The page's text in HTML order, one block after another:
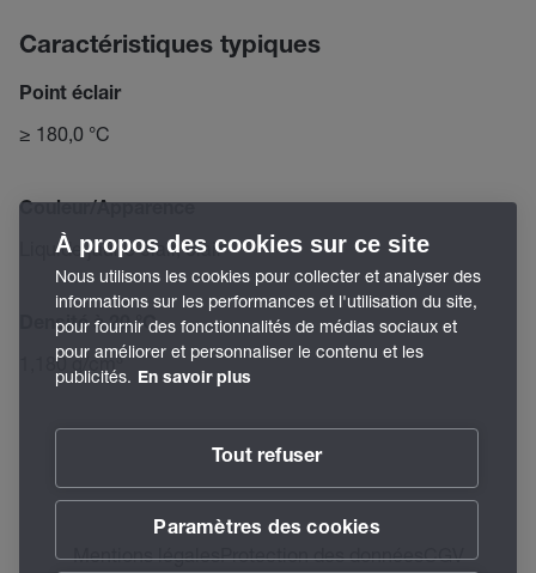
Caractéristiques typiques
Point éclair
≥ 180,0 °C
Couleur/Apparence
Liquide jaune clair, clair
Densité à 20 °C
1,180 g/cm³
Mentions légalesProtection des donnéesCGV
À propos des cookies sur ce site
Nous utilisons les cookies pour collecter et analyser des
informations sur les performances et l'utilisation du site,
pour fournir des fonctionnalités de médias sociaux et
pour améliorer et personnaliser le contenu et les
publicités. En savoir plus
Tout refuser
Paramètres des cookies